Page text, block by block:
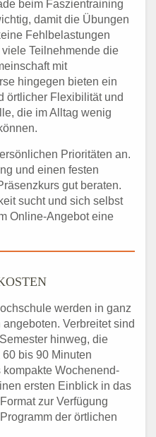
beim Faszientraining
damit die Übungen
Fehlbelastungen
Teilnehmende die
mit
hingegen bieten ein
örtlicher Flexibilität und
die im Alltag wenig
Prioritäten an.
und einen festen
gut beraten.
sucht und sich selbst
Online-Angebot eine
werden in ganz
Verbreitet sind
hinweg, die
bis 90 Minuten
Wochenend-
ersten Einblick in das
zur Verfügung
der örtlichen